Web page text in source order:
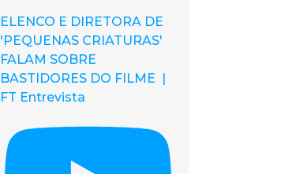
ELENCO E DIRETORA DE
'PEQUENAS CRIATURAS'
FALAM SOBRE
BASTIDORES DO FILME |
FT Entrevista